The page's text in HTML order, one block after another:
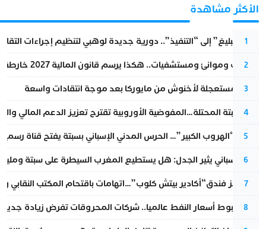
الأكثر مشاهدة
1
من “التبليغ” إلى “التنفيذ”.. دورية جديدة لوهبي لتنظيم إجراءات
2
قطارات وموانئ ومستشفيات.. هكذا يرسم قانون المالية 2027 خارطة المغرب المقبل
3
عودة مستعجلة لأخنوش من مايوركا بعد موجة انتقادات واسعة
4
أزمة سبتة المحتلة…المفوضية الأوروبية تقترح تعزيز الدعم المالي
5
عملية “الهروب الكبير”… الحرس المدني الإسباني بسبتة يفتح قناة
6
تقرير إسباني يثير الجدل: هل يستطيع المغرب السيطرة على سبتة
7
أزمة تهز فندق“أكادير بيتش كلوب”…اتهامات باقتحام المكتب النقابي
8
رغم هبوط أسعار النفط عالميا.. شركات المحروقات تفرض زيادة